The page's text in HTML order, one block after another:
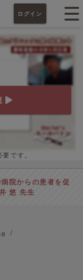
ログイン
です。
院からの患者を促
悠 先生